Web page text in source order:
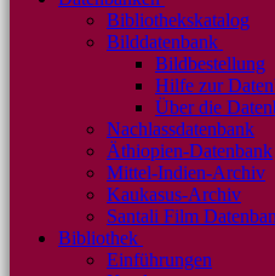
Bibliothekskatalog
Bilddatenbank
Bildbestellung
Hilfe zur
Über die
Nachlassdatenbank
Äthiopien-Datenbank
Mittel-Indien-Archiv
Kaukasus-Archiv
Santali Film
Bibliothek
Einführungen